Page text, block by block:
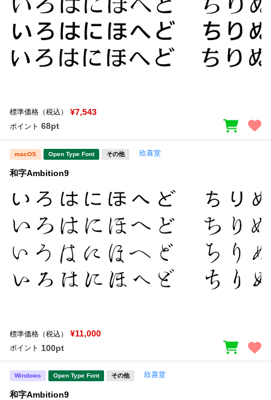
標準価格（税込） ¥7,543
ポイント 68pt
macOS Open Type Font その他 欣喜堂
和字Ambition9
標準価格（税込） ¥11,000
ポイント 100pt
Windows Open Type Font その他 欣喜堂
和字Ambition9